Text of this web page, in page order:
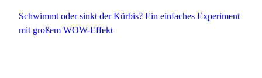
Schwimmt oder sinkt der Kürbis? Ein einfaches Experiment
mit großem WOW-Effekt